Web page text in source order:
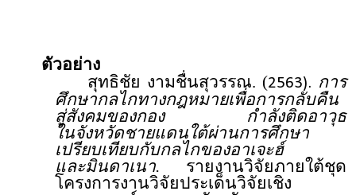
ตัวอย่าง
สุทธิชัย งามชื่นสุวรรณ. (2563). การ
ศึกษากลไกทางกฎหมายเพื่อการกลับคืน
สู่สังคมของกอง กำลังติดอาวุธ
ในจังหวัดชายแดนใต้ผ่านการศึกษา
เปรียบเทียบกับกลไกของอาเจะฮ์
และมินดาเนา. รายงานวิจัยภายใต้ชุด
โครงการงานวิจัยประเด็นวิจัยเชิง